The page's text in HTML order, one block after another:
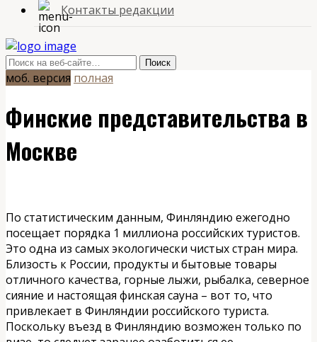
Контакты редакции
моб. версия полная
Финские представительства в
Москве
По статистическим данным, Финляндию ежегодно
посещает порядка 1 миллиона российских туристов.
Это одна из самых экологически чистых стран мира.
Близость к России, продукты и бытовые товары
отличного качества, горные лыжи, рыбалка, северное
сияние и настоящая финская сауна – вот то, что
привлекает в Финляндии российского туриста.
Поскольку въезд в Финляндию возможен только по